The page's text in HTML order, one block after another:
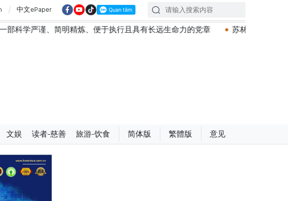
中文ePaper
精炼、便于执行且具有长远生命力的党章 苏林总书记、国家主席会见东盟
文娱 读者-慈善 旅游-饮食 简体版 繁體版 意见